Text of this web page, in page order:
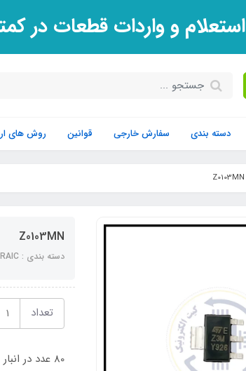
استعلام و واردات قطعات در
دسته بندی سفارش خارجی قوانین روش های
Z0103MN
Z0103MN
دسته بندی : TRAIC
تعداد
80 عدد در انبار موجود است